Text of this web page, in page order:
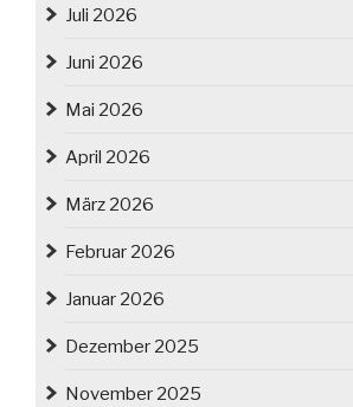
Juli 2026
Juni 2026
Mai 2026
April 2026
März 2026
Februar 2026
Januar 2026
Dezember 2025
November 2025